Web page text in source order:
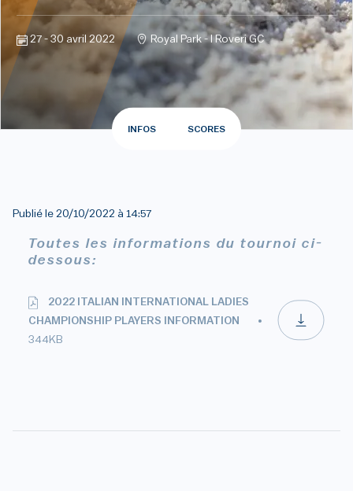
27 - 30 avril 2022 Royal Park - I Roveri GC
INFOS SCORES
Publié le 20/10/2022 à 14:57
Toutes les informations du tournoi ci-
dessous:
2022 ITALIAN INTERNATIONAL LADIES
CHAMPIONSHIP PLAYERS INFORMATION
344KB